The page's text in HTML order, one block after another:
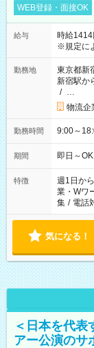
WEB登録・面接OK
給与
時給
※規定に
勤務地
東京都新
新宿駅か
/ …
物流企
勤務時間 9:00～
期間 即日～
特徴 週1日か
業・Wワ
集 / 電話
気になる！
＜日本を代表
アー公演のサ